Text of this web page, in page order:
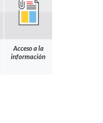
Acceso a la
información